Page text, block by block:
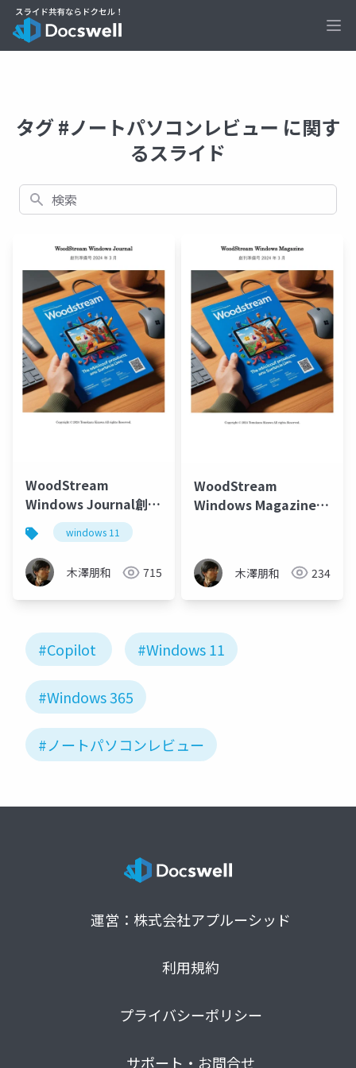
タグ #ノートパソコンレビュー に関す
るスライド
検索
WoodStream
Windows Journal創刊
準備号windows 11
木澤朋和 715
WoodStream
Windows Magazine
木澤朋和 234
#Copilot #Windows 11
#Windows 365
#ノートパソコンレビュー
運営：株式会社アプルーシッド
利用規約
プライバシーポリシー
サポート・お問合せ